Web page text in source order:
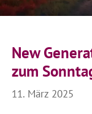
New
zum
11. März 2025